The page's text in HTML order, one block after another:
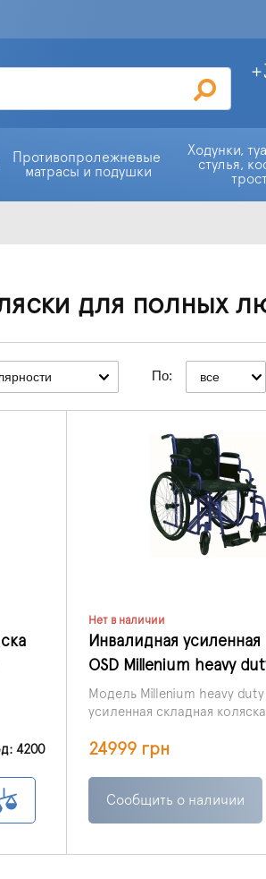
Противопролежневые
матрасы и подушки
Ходунки,
стулья,
для полных
По: все
4200
Нет в наличии
Инвалидная усиленная
OSD Millenium heavy
Модель Millenium heavy duty
усиленная складная
24999 грн
Сообщить о наличии